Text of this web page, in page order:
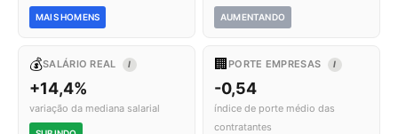
MAIS HOMENS AUMENTANDO
💰SALÁRIO REAL I
+14,4%
variação da mediana salarial
🏢 PORTE EMPRESAS I
-0,54
índice de porte médio das
contratantes